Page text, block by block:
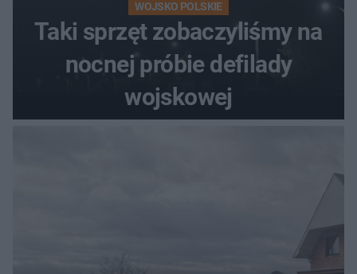
WOJSKO POLSKIE
Taki sprzęt zobaczyliśmy na
nocnej próbie defilady
wojskowej